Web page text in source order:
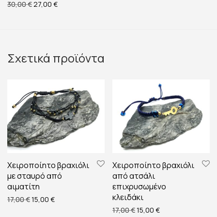
30,00€ Original price was: 30,00 €.
27,00 €Η τρέχουσα τιμή είναι: 27,00 €.
Σχετικά προϊόντα
Χειροποίητο βραχιόλι
με σταυρό από
αιματίτη
17,00€Original price was: 17,00 €.
15,00 €Η τρέχουσα τιμή είναι: 15,00 €.
Χειροποίητο βραχιόλι
από ατσάλι
επιχρυσωμένο
κλειδάκι
17,00€Original price was: 17,00
15,00 €Η τρέχουσα τιμή